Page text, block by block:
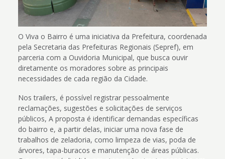
O Viva o Bairro é uma iniciativa da Prefeitura, coordenada
pela Secretaria das Prefeituras Regionais (Sepref), em
parceria com a Ouvidoria Municipal, que busca ouvir
diretamente os moradores sobre as principais
necessidades de cada região da Cidade.
Nos trailers, é possível registrar pessoalmente
reclamações, sugestões e solicitações de serviços
públicos, A proposta é identificar demandas específicas
do bairro e, a partir delas, iniciar uma nova fase de
trabalhos de zeladoria, como limpeza de vias, poda de
árvores, tapa-buracos e manutenção de áreas públicas.